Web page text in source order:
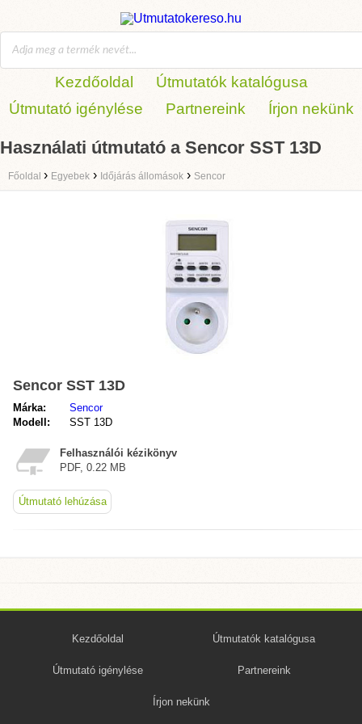
Kezdőoldal
Útmutatók katalógusa
Útmutató igénylése
Partnereink Írjon nekünk
Használati útmutató a Sencor SST 13D
Főoldal › Egyebek › Időjárás állomások › Sencor
Sencor SST 13D
Márka:
Sencor
Modell:
SST 13D
Felhasználói kézikönyv
PDF, 0.22 MB
Útmutató lehúzása
Kezdőoldal Útmutatók katalógusa
Útmutató igénylése Partnereink
Írjon nekünk